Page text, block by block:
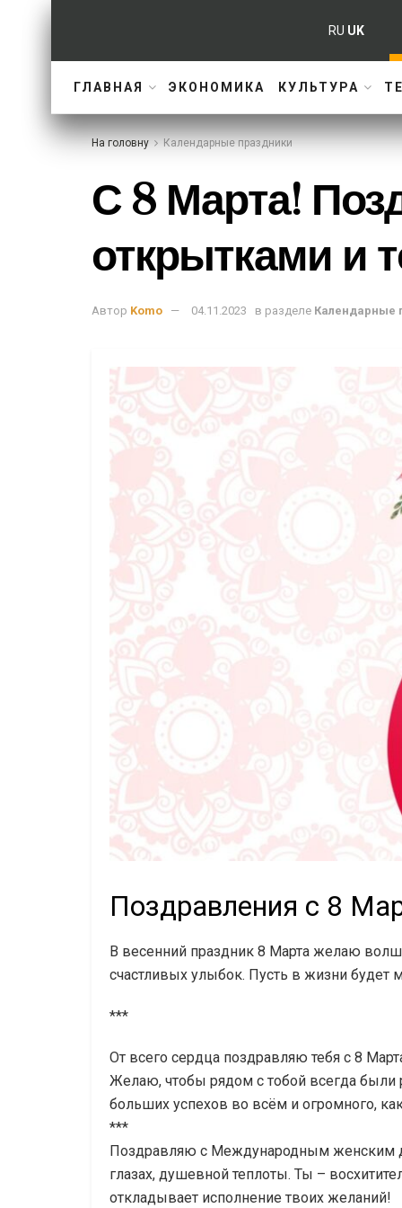
RU UK
ГЛАВНАЯ ЭКОНОМИКА КУЛЬТУРА
На головну Календарные праздники
С 8 Марта!
открытками и
Автор Komo 04.11.2023 в разделе Календарные
Поздравления с 8
В весенний праздник 8 Марта желаю
счастливых улыбок. Пусть в жизни будет
***
От всего сердца поздравляю тебя с 8
Желаю, чтобы рядом с тобой всегда были
больших успехов во всём и огромного,
***
Поздравляю с Международным женским
глазах, душевной теплоты. Ты –
откладывает исполнение твоих желаний!